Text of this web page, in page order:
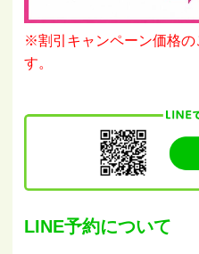
※割引キャンペーン価格
す。
LINE予約について